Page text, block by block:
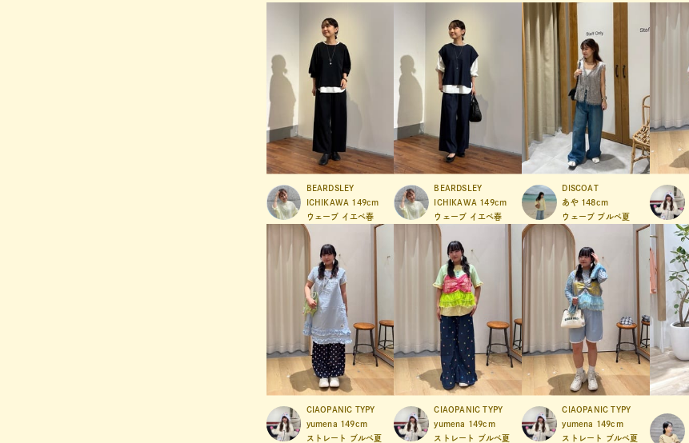
BEARDSLEY
ICHIKAWA 149cm
ウェーブ イエベ春
BEARDSLEY
ICHIKAWA 149cm
ウェーブ イエベ春
DISCOAT
あや 148cm
ウェーブ ブルベ夏
CIAOPANIC TYPY
yumena 149cm
ストレート
ブルベ夏
CIAOPANIC TYPY
yumena 149cm
ストレート
ブルベ夏
CIAOPANIC TYPY
yumena 149cm
ストレート
ブルベ夏